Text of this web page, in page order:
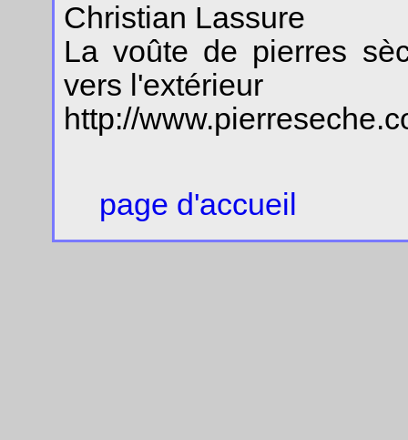
Christian Lassure
La voûte de pierres
vers l'extérieur
http://
page d'accueil